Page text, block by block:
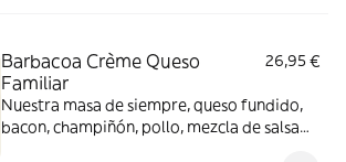
Barbacoa Crème Queso
Familiar
26,95 €
Nuestra masa de siempre, queso fundido,
bacon, champiñón, pollo, mezcla de salsa